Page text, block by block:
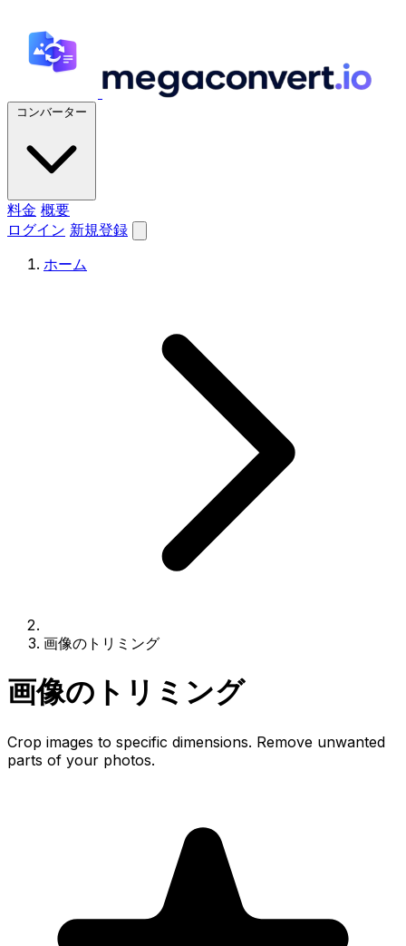
コンバーター
料金 概要
ログイン 新規登録
ホーム
画像のトリミング
画像のトリミング
Crop images to specific dimensions. Remove unwanted
parts of your photos.